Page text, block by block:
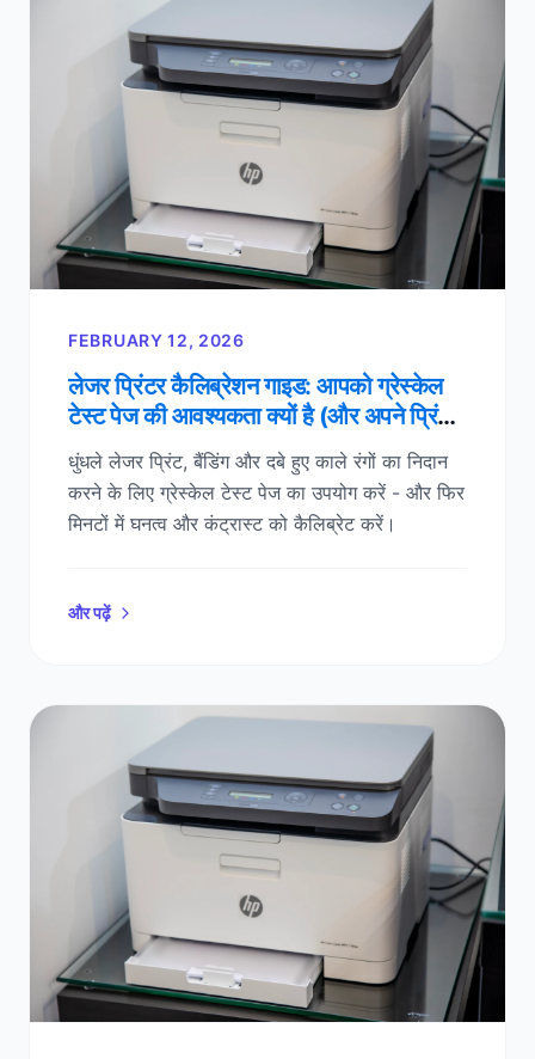
FEBRUARY 12, 2026
लेजर प्रिंटर कैलिब्रेशन गाइड: आपको ग्रेस्केल
टेस्ट पेज की आवश्यकता क्यों है (और अपने प्रिंट
को कैसे ठीक करें)
धुंधले लेजर प्रिंट, बैंडिंग और दबे हुए काले रंगों का निदान
करने के लिए ग्रेस्केल टेस्ट पेज का उपयोग करें - और फिर
मिनटों में घनत्व और कंट्रास्ट को कैलिब्रेट करें।
और पढ़ें